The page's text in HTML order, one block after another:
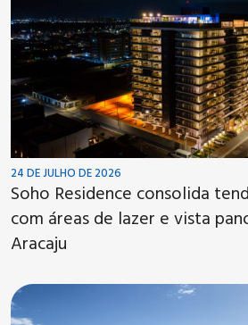
24 DE JULHO DE 2026
Soho Residence consolida
com áreas de lazer e vista
Aracaju